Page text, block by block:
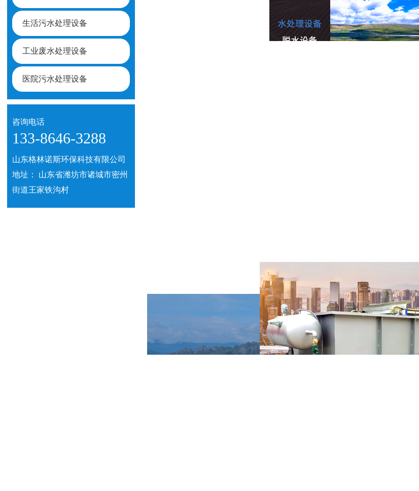
生活污水处理设备
工业废水处理设备
医院污水处理设备
咨询电话
133-8646-3288
山东格林诺斯环保科技有限公司
地址： 山东省潍坊市诸城市密州
街道王家铁沟村